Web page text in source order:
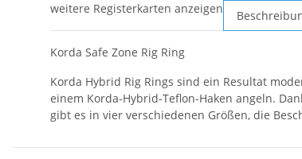
weitere Registerkarten anzeigen
Korda Safe Zone Rig Ring
Korda Hybrid Rig Rings sind ein Resultat
einem Korda-Hybrid-Teflon-Haken angeln.
gibt es in vier verschiedenen Größen, die